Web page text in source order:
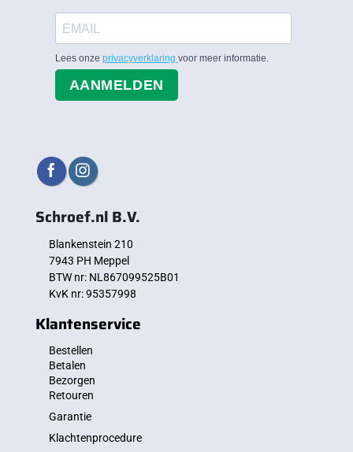
Lees onze privacyverklaring voor meer informatie.
AANMELDEN
Schroef.nl B.V.
Blankenstein 210
7943 PH Meppel
BTW nr: NL867099525B01
KvK nr: 95357998
Klantenservice
Bestellen
Betalen
Bezorgen
Retouren
Garantie
Klachtenprocedure